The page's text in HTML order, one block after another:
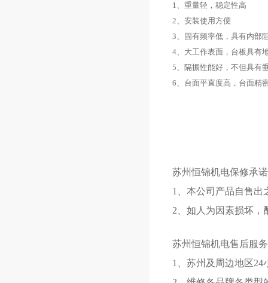
1、 重量轻，稳定性高
2、 安装使用方便
3、
固有频率低，具有内部
4、 大工作表面，台板具有
5、 隔振性能好，不但具有
6、 台面平直度高，台面精
苏州恒锦机电保修承
1、本公司产品自售出
2、如人为因素损坏
苏州恒锦机电售后服
1、苏州及周边地区